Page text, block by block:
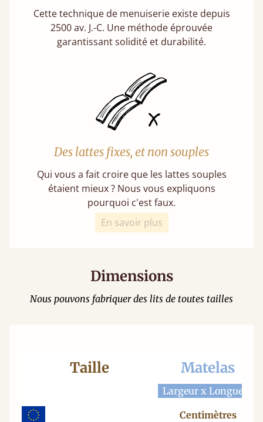
Cette technique de menuiserie existe depuis
2500 av. J.-C. Une méthode éprouvée
garantissant solidité et durabilité.
Des lattes fixes, et non souples
Qui vous a fait croire que les lattes souples
étaient mieux ? Nous vous expliquons
pourquoi c'est faux.
En savoir plus
Dimensions
Nous pouvons fabriquer des lits de toutes tailles
Taille Matelas
Largeur x Longueur
Centimètres